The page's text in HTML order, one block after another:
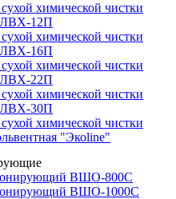
химической чистки
12П
химической чистки
16П
химической чистки
22П
химической чистки
30П
химической чистки
"Экоline"
ВШО-800С
ВШО-1000С